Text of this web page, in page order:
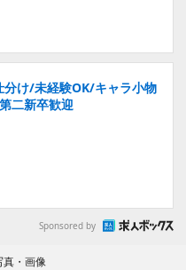
分け/未経験OK/キャラ小物
二新卒歓迎
Sponsored by
真・画像